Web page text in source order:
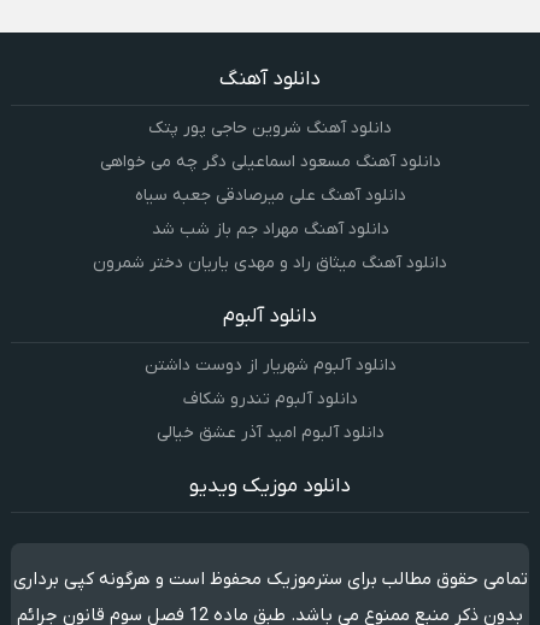
دانلود آهنگ
دانلود آهنگ شروین حاجی پور پتک
دانلود آهنگ مسعود اسماعیلی دگر چه می خواهی
دانلود آهنگ علی میرصادقی جعبه سیاه
دانلود آهنگ مهراد جم باز شب شد
دانلود آهنگ میثاق راد و مهدی یاریان دختر شمرون
دانلود آلبوم
دانلود آلبوم شهریار از دوست داشتن
دانلود آلبوم تندرو شکاف
دانلود آلبوم امید آذر عشق خیالی
دانلود موزیک ویدیو
تمامی حقوق مطالب برای سترموزیک محفوظ است و هرگونه کپی برداری
بدون ذکر منبع ممنوع می باشد. طبق ماده 12 فصل سوم قانون جرائم